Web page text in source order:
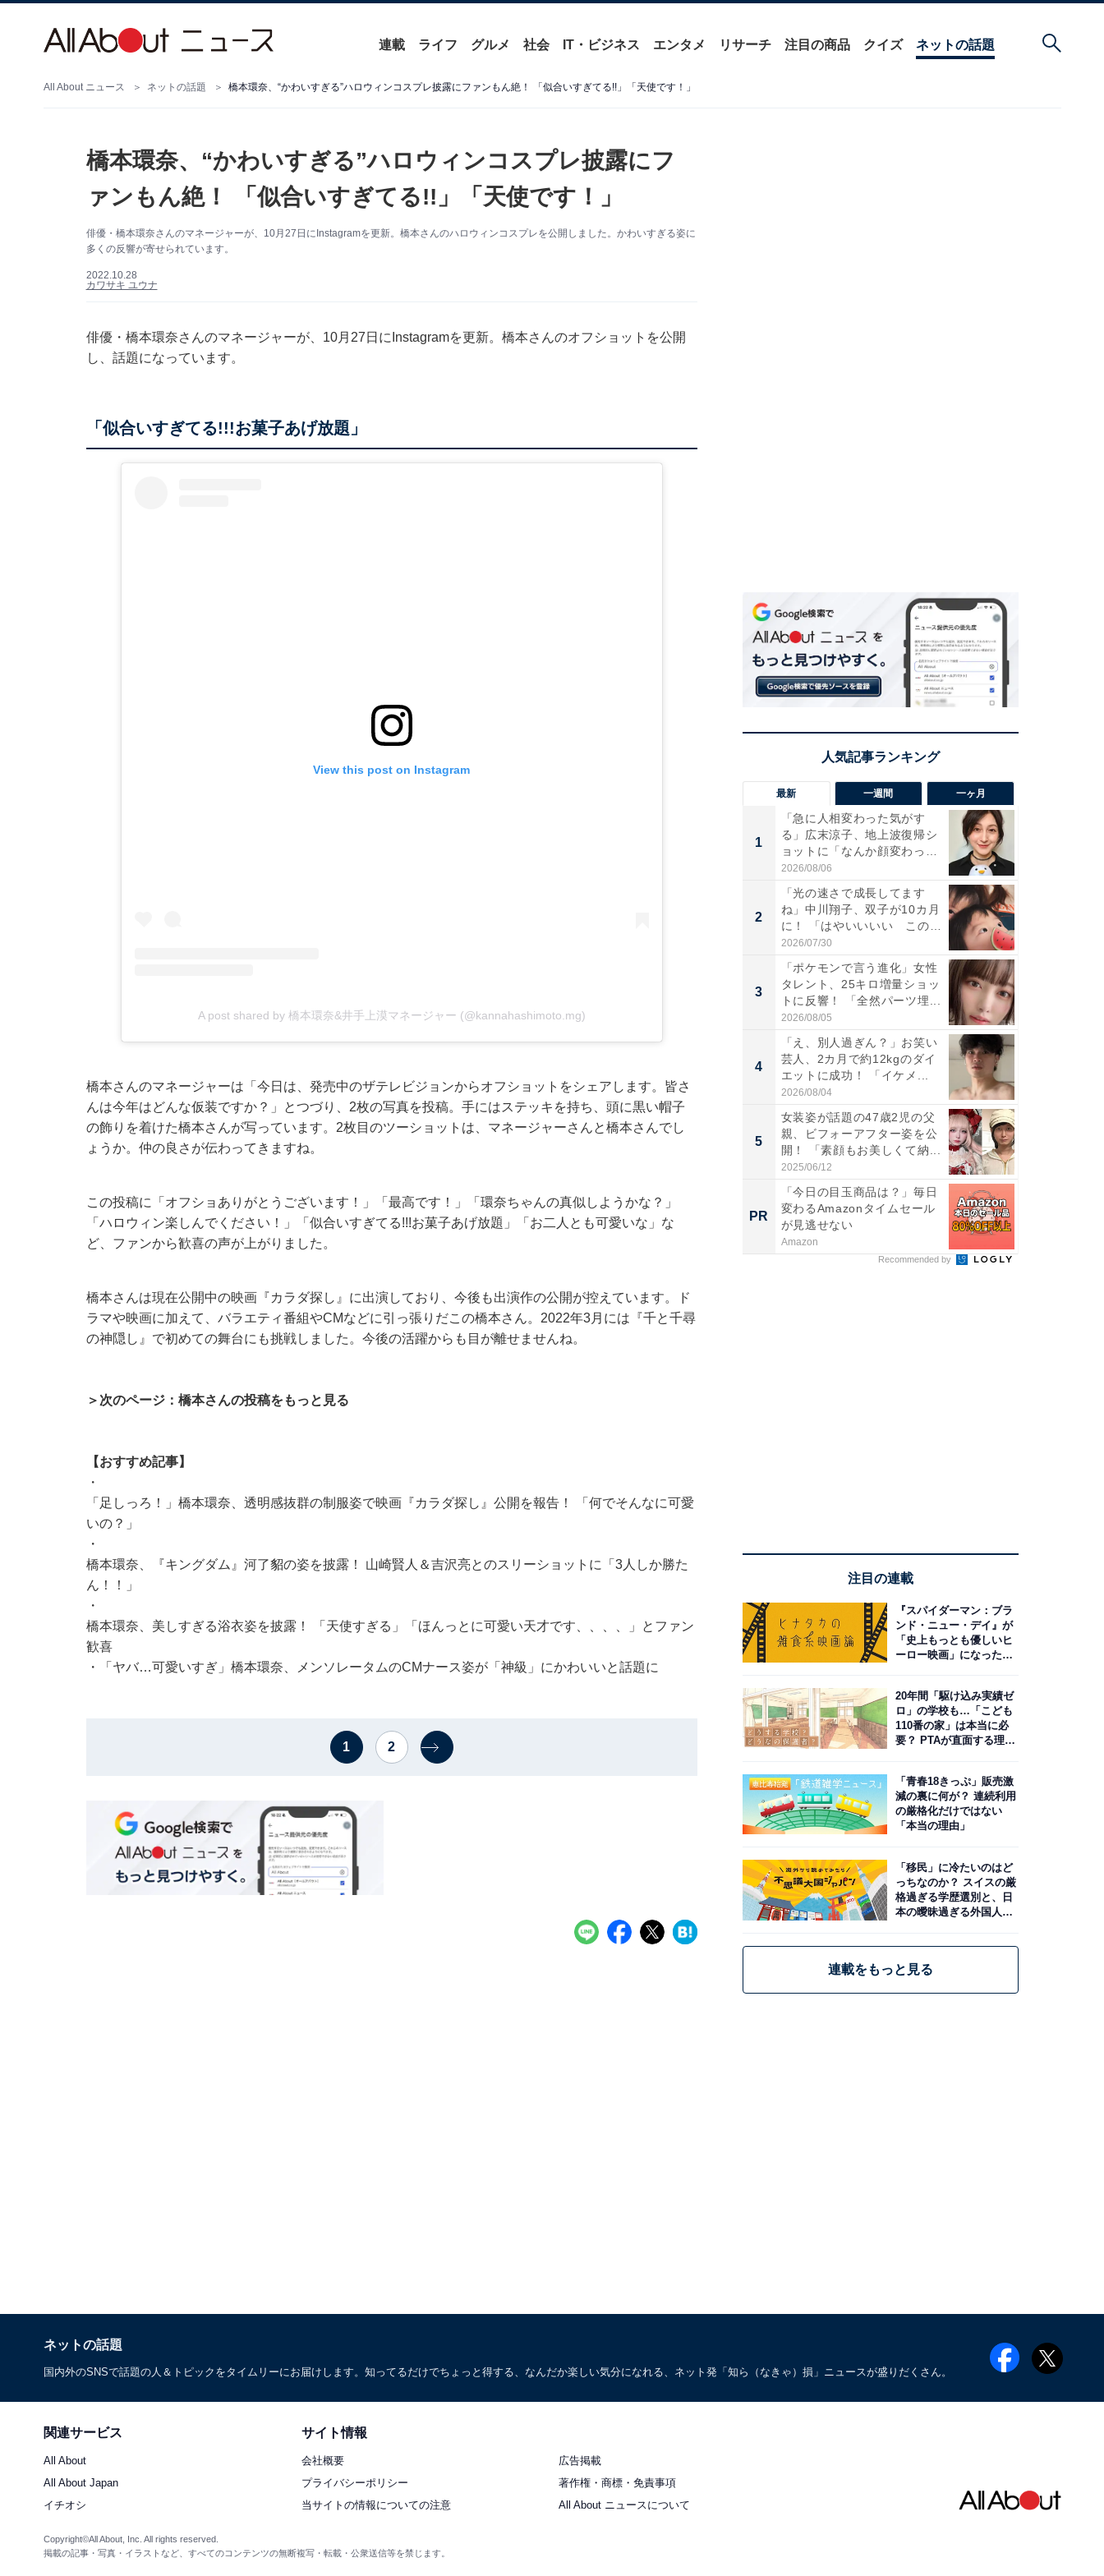
連載 ライフ グルメ 社会 IT・ビジネス エンタメ リサーチ 注目の商品 クイズ ネットの話題
All About ニュース ネットの話題 橋本環奈、“かわいすぎる”ハロウィンコスプレ披露にファンもん絶！ 「似合いすぎてる!!」「天使です！」
橋本環奈、“かわいすぎる”ハロウィンコスプレ披露にフ
ァンもん絶！ 「似合いすぎてる!!」「天使です！」
俳優・橋本環奈さんのマネージャーが、10月27日にInstagramを更新。橋本さんのハロウィンコスプレを公開しました。かわいすぎる姿に
多くの反響が寄せられています。
2022.10.28
カワサキ ユウナ
俳優・橋本環奈さんのマネージャーが、10月27日にInstagramを更新。橋本さんのオフショットを公開
し、話題になっています。
「似合いすぎてる!!!お菓子あげ放題」
View this post on Instagram
A post shared by 橋本環奈&井手上漠マネージャー (@kannahashimoto.mg)
橋本さんのマネージャーは「今日は、発売中のザテレビジョンからオフショットをシェアします。皆さ
んは今年はどんな仮装ですか？」とつづり、2枚の写真を投稿。手にはステッキを持ち、頭に黒い帽子
の飾りを着けた橋本さんが写っています。2枚目のツーショットは、マネージャーさんと橋本さんでし
ょうか。仲の良さが伝わってきますね。
この投稿に「オフショありがとうございます！」「最高です！」「環奈ちゃんの真似しようかな？」
「ハロウィン楽しんでください！」「似合いすぎてる!!!お菓子あげ放題」「お二人とも可愛いな」な
ど、ファンから歓喜の声が上がりました。
橋本さんは現在公開中の映画『カラダ探し』に出演しており、今後も出演作の公開が控えています。ド
ラマや映画に加えて、バラエティ番組やCMなどに引っ張りだこの橋本さん。2022年3月には『千と千尋
の神隠し』で初めての舞台にも挑戦しました。今後の活躍からも目が離せませんね。
＞次のページ：橋本さんの投稿をもっと見る
【おすすめ記事】
・
「足しっろ！」橋本環奈、透明感抜群の制服姿で映画『カラダ探し』公開を報告！ 「何でそんなに可愛
いの？」
・
橋本環奈、『キングダム』河了貂の姿を披露！ 山崎賢人＆吉沢亮とのスリーショットに「3人しか勝た
ん！！」
・
橋本環奈、美しすぎる浴衣姿を披露！ 「天使すぎる」「ほんっとに可愛い天才です、、、、」とファン
歓喜
・
「ヤバ…可愛いすぎ」橋本環奈、メンソレータムのCMナース姿が「神級」にかわいいと話題に
1 2
最新 一週間 一ヶ月
1
「急に人相変わった気がす
る」広末涼子、地上波復帰シ
ョットに「なんか顔変わっ
た」の...
2026/08/06
2
「光の速さで成長してます
ね」中川翔子、双子が10カ月
に！ 「はやいいいい この
前...
2026/07/30
3
「ポケモンで言う進化」女性
タレント、25キロ増量ショッ
トに反響！ 「全然パーツ埋...
2026/08/05
4
「え、別人過ぎん？」お笑い
芸人、2カ月で約12kgのダイ
エットに成功！ 「イケメ...
2026/08/04
5
女装姿が話題の47歳2児の父
親、ビフォーアフター姿を公
開！ 「素顔もお美しくて納...
2025/06/12
PR
「今日の目玉商品は？」毎日
変わるAmazonタイムセール
が見逃せない
Amazon
Recommended by
注目の連載
『スパイダーマン：ブラ
ンド・ニュー・デイ』が
「史上もっとも優しいヒ
ーロー映画」になった理
20年間「駆け込み実績ゼ
ロ」の学校も…「こども
110番の家」は本当に必
要？ PTAが直面する理想
「青春18きっぷ」販売激
減の裏に何が？ 連続利用
の厳格化だけではない
「本当の理由」
「移民」に冷たいのはど
っちなのか？ スイスの厳
格過ぎる学歴選別と、日
本の曖昧過ぎる外国人政
連載をもっと見る
ネットの話題
国内外のSNSで話題の人＆トピックをタイムリーにお届けします。知ってるだけでちょっと得する、なんだか楽しい気分になれる、ネット発「知ら（なきゃ）損」ニュースが盛りだくさん。
関連サービス
All About
All About Japan
イチオシ
サイト情報
会社概要
広告掲載
プライバシーポリシー
著作権・商標・免責事項
当サイトの情報についての注意
All About ニュースについて
Copyright©All About, Inc. All rights reserved.
掲載の記事・写真・イラストなど、すべてのコンテンツの無断複写・転載・公衆送信等を禁じます。